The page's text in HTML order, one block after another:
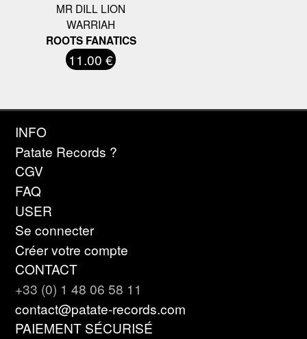
MR DILL LION
WARRIAH
ROOTS FANATICS
11.00 €
INFO
Patate Records ?
CGV
FAQ
USER
Se connecter
Créer votre compte
CONTACT
+33 (0) 1 48 06 58 11
contact@patate-records.com
PAIEMENT SÉCURISÉ